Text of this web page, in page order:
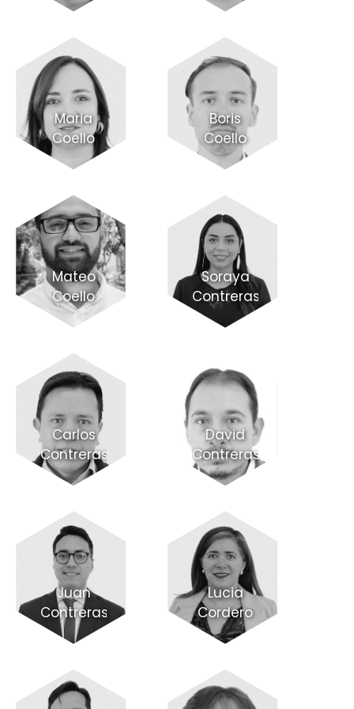
Maria
Coello
Boris
Coello
Mateo
Coello
Soraya
Contreras
Carlos
Contreras
David
Contreras
Juan
Contreras
Lucia
Cordero